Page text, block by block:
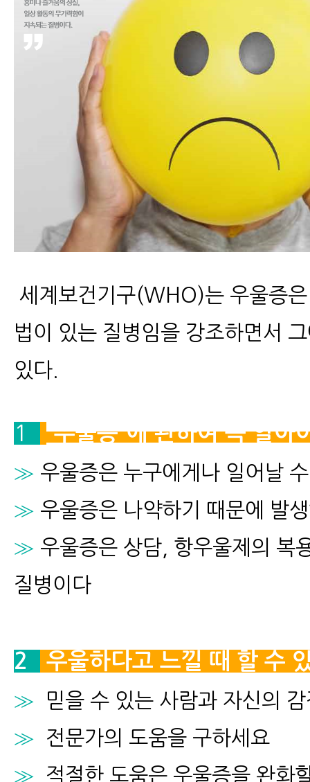
세계보건기구(WHO)는 우울증
법이 있는 질병임을 강조하면서
있다.
1 “우울증”에 관하여 꼭 알아
≫ 우울증은 누구에게나 일어날
≫ 우울증은 나약하기 때문에 발
≫ 우울증은 상담, 항우울제의 복
질병이다
2 우울하다고 느낄 때 할 수
≫ 믿을 수 있는 사람과 자신의
≫ 전문가의 도움을 구하세요
≫ 적절한 도움은 우울증을 완화